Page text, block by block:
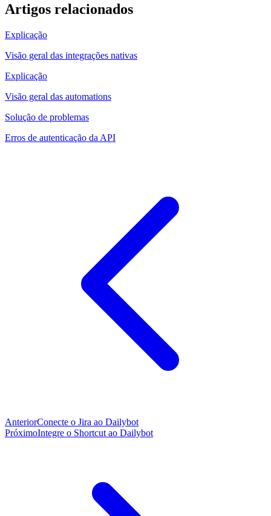
Artigos relacionados
Explicação
Visão geral das integrações nativas
Explicação
Visão geral das automations
Solução de problemas
Erros de autenticação da API
AnteriorConecte o Jira ao Dailybot
PróximoIntegre o Shortcut ao Dailybot